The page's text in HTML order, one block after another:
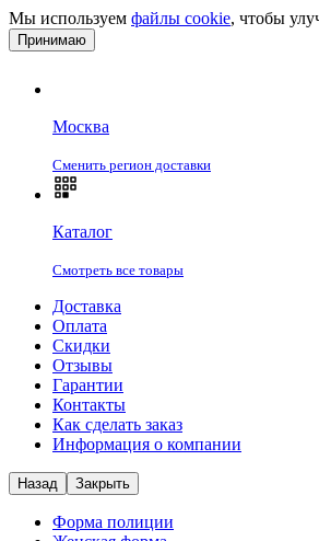
Мы используем файлы cookie, чтобы
Принимаю
Москва
Сменить регион доставки
Каталог
Смотреть все товары
Доставка
Оплата
Скидки
Отзывы
Гарантии
Контакты
Как сделать заказ
Информация о компании
Назад Закрыть
Форма полиции